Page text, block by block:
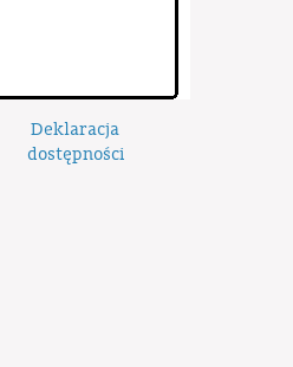
Deklaracja
dostępności